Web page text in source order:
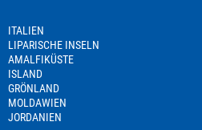
ITALIEN
LIPARISCHE INSELN
AMALFIKÜSTE
ISLAND
GRÖNLAND
MOLDAWIEN
JORDANIEN